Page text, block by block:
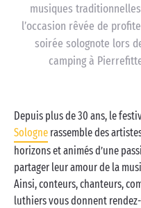
musiques
l’occasion rêvée de
soirée solognote lors
camping à
Depuis plus de 30 ans, le
Sologne rassemble des
horizons et animés d’une
partager leur amour de la
Ainsi, conteurs, chanteurs,
luthiers vous donnent